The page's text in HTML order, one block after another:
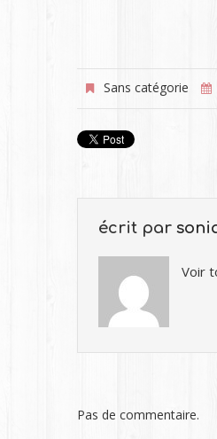
Sans catégorie
écrit par
Voir
Pas de commentaire.